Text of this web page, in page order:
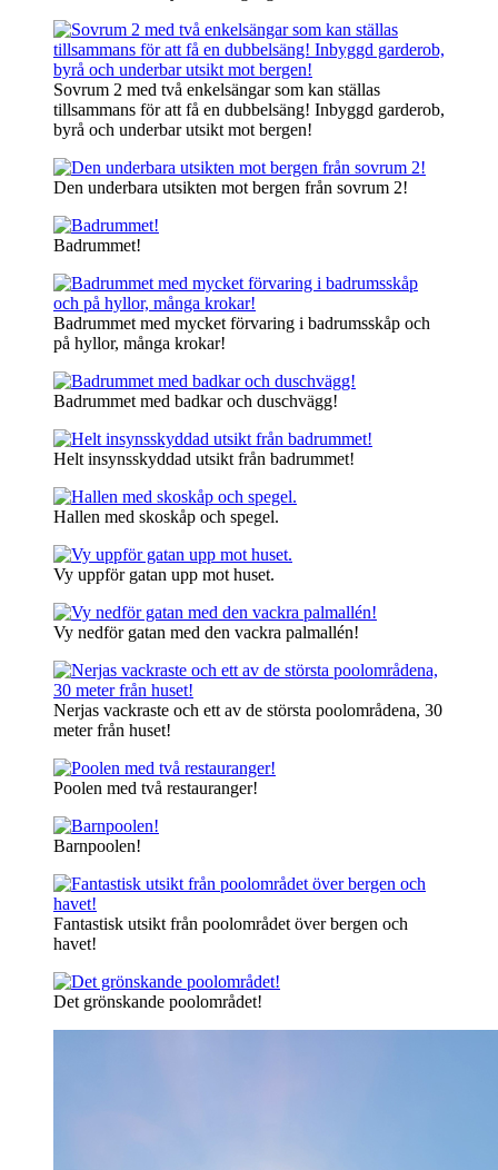
Sovrum 2 med två enkelsängar som kan ställas
tillsammans för att få en dubbelsäng! Inbyggd garderob,
byrå och underbar utsikt mot bergen!
Den underbara utsikten mot bergen från sovrum 2!
Badrummet!
Badrummet med mycket förvaring i badrumsskåp och
på hyllor, många krokar!
Badrummet med badkar och duschvägg!
Helt insynsskyddad utsikt från badrummet!
Hallen med skoskåp och spegel.
Vy uppför gatan upp mot huset.
Vy nedför gatan med den vackra palmallén!
Nerjas vackraste och ett av de största poolområdena, 30
meter från huset!
Poolen med två restauranger!
Barnpoolen!
Fantastisk utsikt från poolområdet över bergen och
havet!
Det grönskande poolområdet!